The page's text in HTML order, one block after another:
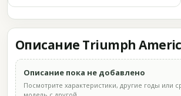
Описание Triumph
Описание пока не добавлено
Посмотрите характеристики, другие годы или